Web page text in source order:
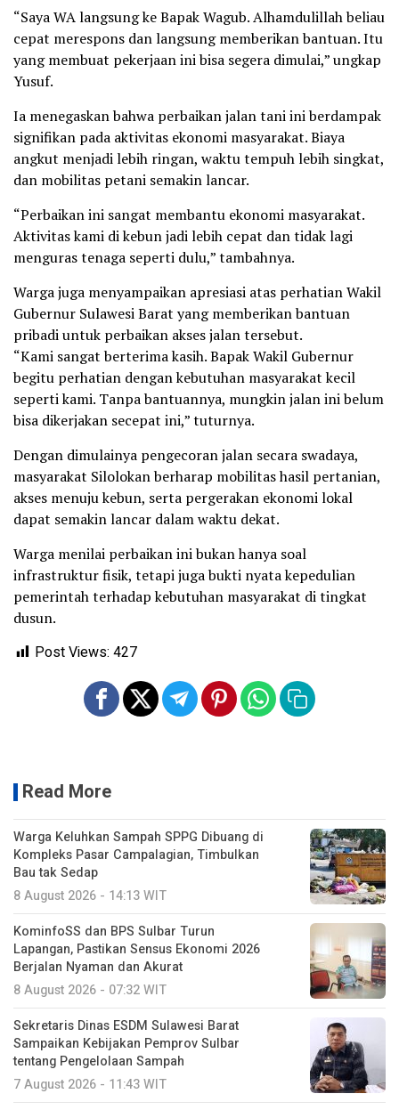
“Saya WA langsung ke Bapak Wagub. Alhamdulillah beliau
cepat merespons dan langsung memberikan bantuan. Itu
yang membuat pekerjaan ini bisa segera dimulai,” ungkap
Yusuf.
Ia menegaskan bahwa perbaikan jalan tani ini berdampak
signifikan pada aktivitas ekonomi masyarakat. Biaya
angkut menjadi lebih ringan, waktu tempuh lebih singkat,
dan mobilitas petani semakin lancar.
“Perbaikan ini sangat membantu ekonomi masyarakat.
Aktivitas kami di kebun jadi lebih cepat dan tidak lagi
menguras tenaga seperti dulu,” tambahnya.
Warga juga menyampaikan apresiasi atas perhatian Wakil
Gubernur Sulawesi Barat yang memberikan bantuan
pribadi untuk perbaikan akses jalan tersebut.
“Kami sangat berterima kasih. Bapak Wakil Gubernur
begitu perhatian dengan kebutuhan masyarakat kecil
seperti kami. Tanpa bantuannya, mungkin jalan ini belum
bisa dikerjakan secepat ini,” tuturnya.
Dengan dimulainya pengecoran jalan secara swadaya,
masyarakat Silolokan berharap mobilitas hasil pertanian,
akses menuju kebun, serta pergerakan ekonomi lokal
dapat semakin lancar dalam waktu dekat.
Warga menilai perbaikan ini bukan hanya soal
infrastruktur fisik, tetapi juga bukti nyata kepedulian
pemerintah terhadap kebutuhan masyarakat di tingkat
dusun.
Post Views: 427
Read More
Warga Keluhkan Sampah SPPG Dibuang di
Kompleks Pasar Campalagian, Timbulkan
Bau tak Sedap
8 August 2026 - 14:13 WIT
KominfoSS dan BPS Sulbar Turun
Lapangan, Pastikan Sensus Ekonomi 2026
Berjalan Nyaman dan Akurat
8 August 2026 - 07:32 WIT
Sekretaris Dinas ESDM Sulawesi Barat
Sampaikan Kebijakan Pemprov Sulbar
tentang Pengelolaan Sampah
7 August 2026 - 11:43 WIT